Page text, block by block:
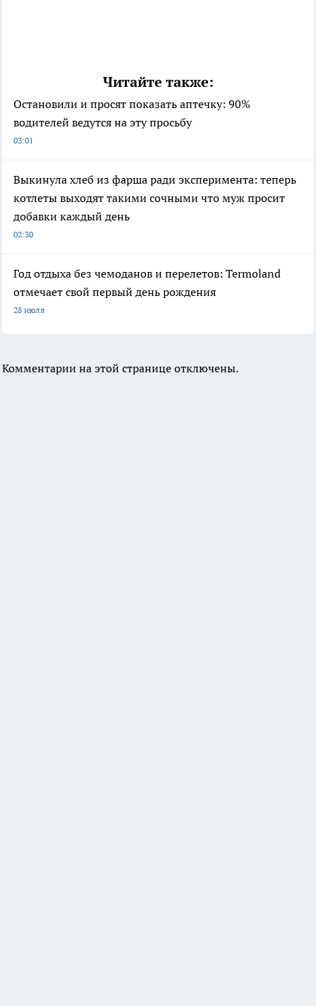
Читайте также:
Остановили и просят показать аптечку: 90%
водителей ведутся на эту просьбу
03:01
Выкинула хлеб из фарша ради эксперимента: теперь
котлеты выходят такими сочными что муж просит
добавки каждый день
02:30
Год отдыха без чемоданов и перелетов: Termoland
отмечает свой первый день рождения
28 июля
Комментарии на этой странице отключены.